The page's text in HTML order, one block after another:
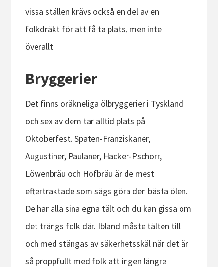
vissa ställen krävs också en del av en
folkdräkt för att få ta plats, men inte
överallt.
Bryggerier
Det finns oräkneliga ölbryggerier i Tyskland
och sex av dem tar alltid plats på
Oktoberfest. Spaten-Franziskaner,
Augustiner, Paulaner, Hacker-Pschorr,
Löwenbräu och Hofbräu är de mest
eftertraktade som sägs göra den bästa ölen.
De har alla sina egna tält och du kan gissa om
det trängs folk där. Ibland måste tälten till
och med stängas av säkerhetsskäl när det är
så proppfullt med folk att ingen längre